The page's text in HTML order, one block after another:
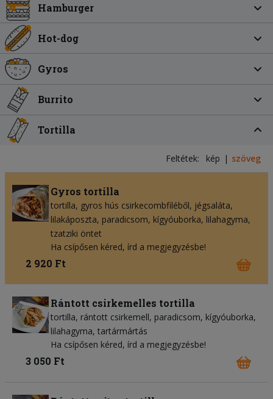
Hamburger
Hot-dog
Gyros
Burrito
Tortilla
Feltétek: kép szöveg
Gyros tortilla
tortilla gyros hús csirkecombfiléből jégsaláta
lilakáposzta paradicsom kígyóuborka lilahagyma
tzatziki öntet
Ha csípősen kéred, írd a megjegyzésbe!
2 920 Ft
Rántott csirkemelles tortilla
tortilla rántott csirkemell paradicsom kígyóuborka
lilahagyma tartármártás
Ha csípősen kéred, írd a megjegyzésbe!
3 050 Ft